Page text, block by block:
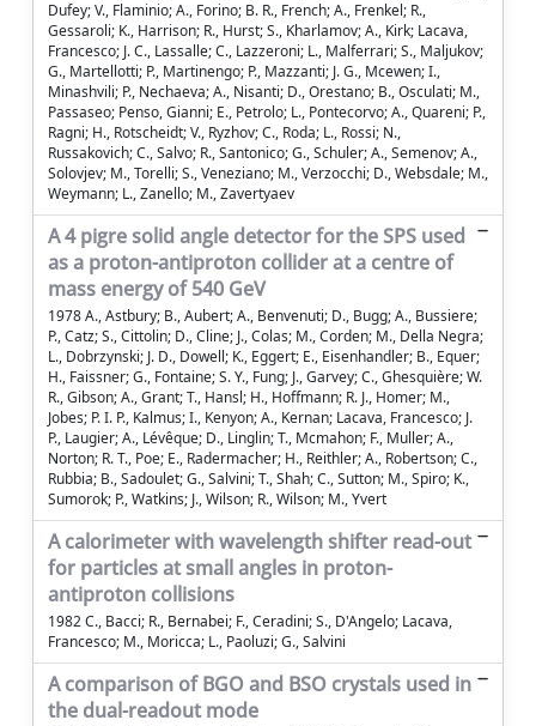
Dufey; V., Flaminio; A., Forino; B. R., French; A., Frenkel; R.,
Gessaroli; K., Harrison; R., Hurst; S., Kharlamov; A., Kirk; Lacava,
Francesco; J. C., Lassalle; C., Lazzeroni; L., Malferrari; S., Maljukov;
G., Martellotti; P., Martinengo; P., Mazzanti; J. G., Mcewen; I.,
Minashvili; P., Nechaeva; A., Nisanti; D., Orestano; B., Osculati; M.,
Passaseo; Penso, Gianni; E., Petrolo; L., Pontecorvo; A., Quareni; P.,
Ragni; H., Rotscheidt; V., Ryzhov; C., Roda; L., Rossi; N.,
Russakovich; C., Salvo; R., Santonico; G., Schuler; A., Semenov; A.,
Solovjev; M., Torelli; S., Veneziano; M., Verzocchi; D., Websdale; M.,
Weymann; L., Zanello; M., Zavertyaev
A 4 pigre solid angle detector for the SPS used
as a proton-antiproton collider at a centre of
mass energy of 540 GeV
1978 A., Astbury; B., Aubert; A., Benvenuti; D., Bugg; A., Bussiere;
P., Catz; S., Cittolin; D., Cline; J., Colas; M., Corden; M., Della Negra;
L., Dobrzynski; J. D., Dowell; K., Eggert; E., Eisenhandler; B., Equer;
H., Faissner; G., Fontaine; S. Y., Fung; J., Garvey; C., Ghesquière; W.
R., Gibson; A., Grant; T., Hansl; H., Hoffmann; R. J., Homer; M.,
Jobes; P. I. P., Kalmus; I., Kenyon; A., Kernan; Lacava, Francesco; J.
P., Laugier; A., Lévêque; D., Linglin; T., Mcmahon; F., Muller; A.,
Norton; R. T., Poe; E., Radermacher; H., Reithler; A., Robertson; C.,
Rubbia; B., Sadoulet; G., Salvini; T., Shah; C., Sutton; M., Spiro; K.,
Sumorok; P., Watkins; J., Wilson; R., Wilson; M., Yvert
A calorimeter with wavelength shifter read-out
for particles at small angles in proton-
antiproton collisions
1982 C., Bacci; R., Bernabei; F., Ceradini; S., D'Angelo; Lacava,
Francesco; M., Moricca; L., Paoluzi; G., Salvini
A comparison of BGO and BSO crystals used in
the dual-readout mode